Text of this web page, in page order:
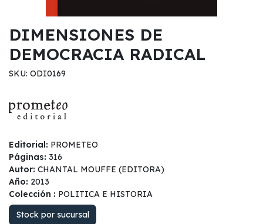
DIMENSIONES DE
DEMOCRACIA RADICAL
SKU: ODI0169
Editorial: PROMETEO
Páginas: 316
Autor: CHANTAL MOUFFE (EDITORA)
Año: 2013
Colección : POLITICA E HISTORIA
Stock por sucursal